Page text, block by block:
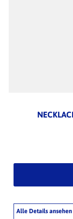
Alle Details ansehen